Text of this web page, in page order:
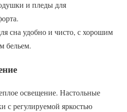
и пледы для
сна удобно и чисто, с хорошим
бельем.
освещение. Настольные
с регулируемой яркостью